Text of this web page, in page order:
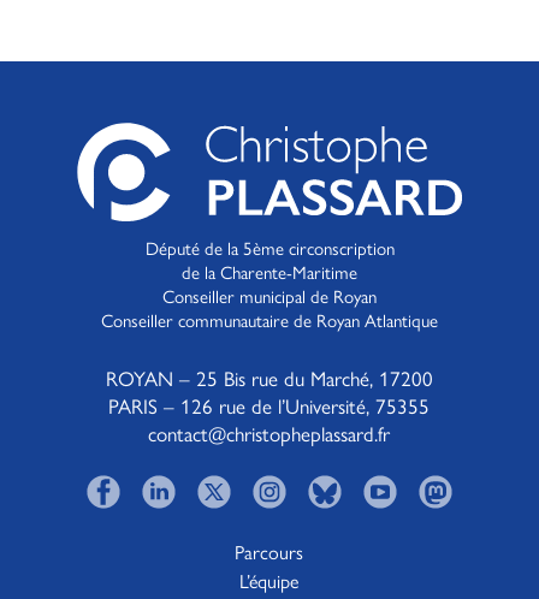
Député de la 5ème circonscription
de la Charente-Maritime
Conseiller municipal de Royan
Conseiller communautaire de Royan Atlantique
ROYAN – 25 Bis rue du Marché, 17200
PARIS – 126 rue de l’Université, 75355
contact@christopheplassard.fr
Parcours
L’équipe